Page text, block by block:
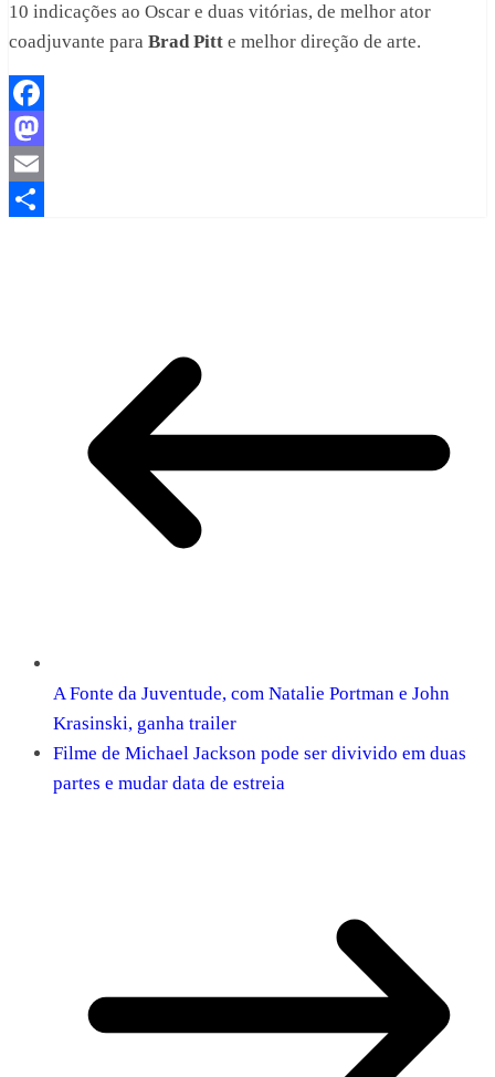
10 indicações ao Oscar e duas vitórias, de melhor ator
coadjuvante para Brad Pitt e melhor direção de arte.
Facebook
Mastodon
Email
A Fonte da Juventude, com Natalie Portman e John
Krasinski, ganha trailer
Filme de Michael Jackson pode ser divivido em duas
partes e mudar data de estreia